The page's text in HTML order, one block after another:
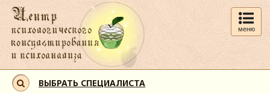
меню
ВЫБРАТЬ СПЕЦИАЛИСТА